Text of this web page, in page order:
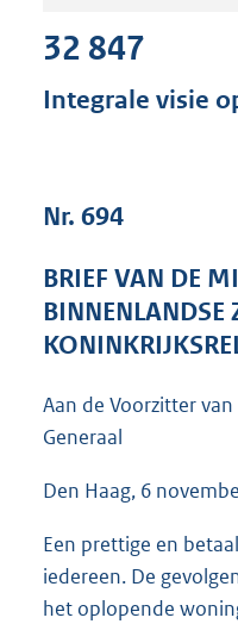
32 847
Integrale visie
Nr. 694
BRIEF VAN DE
BINNENLANDSE
Aan de Voorzitter
Generaal
Den Haag, 6
Een prettige en
iedereen. De
het oplopende